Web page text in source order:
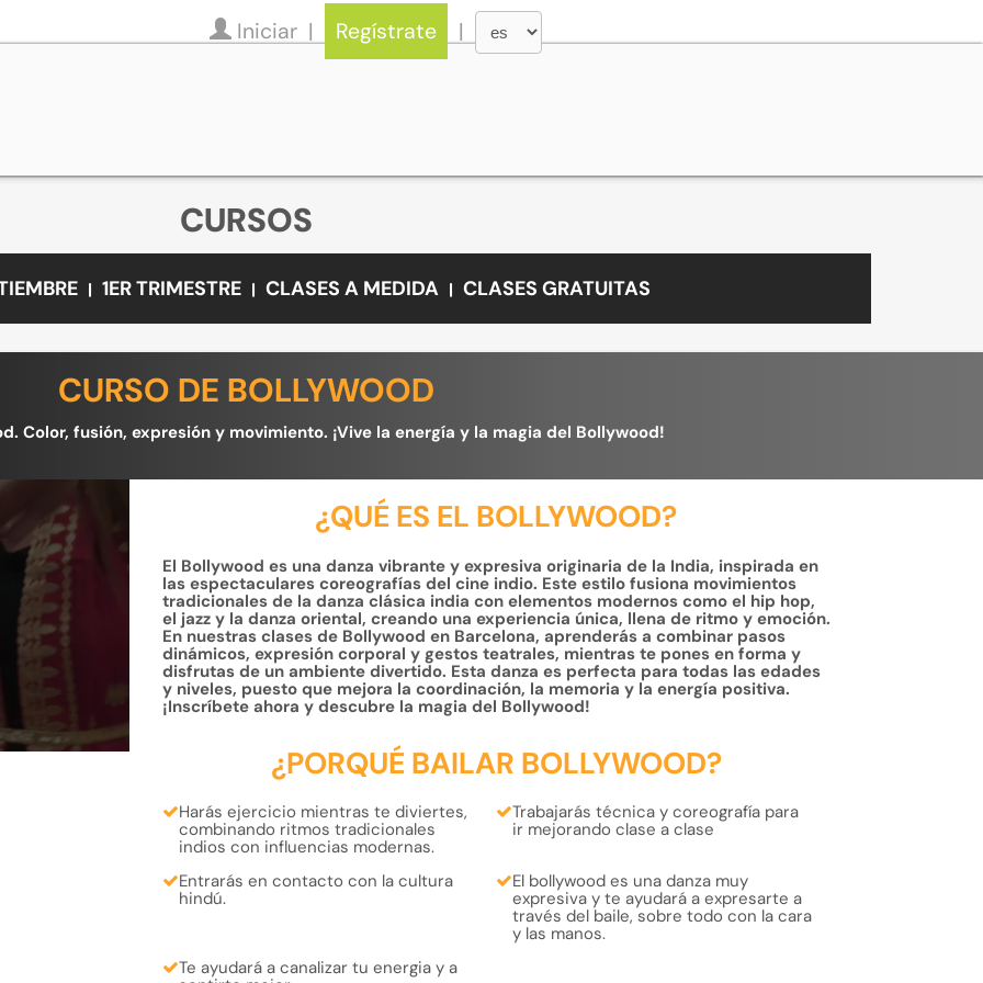
Iniciar Regístrate
CURSOS
1ER TRIMESTRE CLASES A MEDIDA CLASES GRATUITAS
CURSO DE BOLLYWOOD
Color, fusión, expresión y movimiento. ¡Vive la energía y la magia del Bollywood!
¿QUÉ ES EL BOLLYWOOD?
El Bollywood es una danza vibrante y expresiva originaria de la India, inspirada en
las espectaculares coreografías del cine indio. Este estilo fusiona movimientos
tradicionales de la danza clásica india con elementos modernos como el hip hop,
el jazz y la danza oriental, creando una experiencia única, llena de ritmo y emoción.
En nuestras clases de Bollywood en Barcelona, ​​aprenderás a combinar pasos
dinámicos, expresión corporal y gestos teatrales, mientras te pones en forma y
disfrutas de un ambiente divertido. Esta danza es perfecta para todas las edades
y niveles, puesto que mejora la coordinación, la memoria y la energía positiva.
¡Inscríbete ahora y descubre la magia del Bollywood!
¿PORQUÉ BAILAR BOLLYWOOD?
Harás ejercicio mientras te diviertes,
combinando ritmos tradicionales
indios con influencias modernas.
Trabajarástécnica ycoreografía para
ir mejorando clase a clase
Entrarás en contacto con la cultura
hindú.
El bollywood es unadanza muy
expresiva y te ayudará a expresarte a
través del baile, sobre todo con lacara
y las manos.
Te ayudará a canalizar tu energiay a